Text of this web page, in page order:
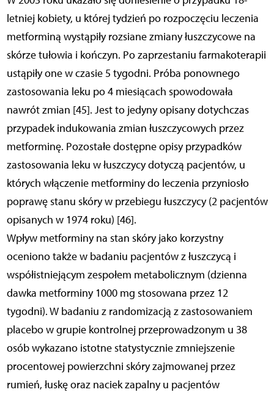
letniej kobiety, u której tydzień po rozpoczęciu leczenia
metforminą wystąpiły rozsiane zmiany łuszczycowe na
skórze tułowia i kończyn. Po zaprzestaniu farmakoterapii
ustąpiły one w czasie 5 tygodni. Próba ponownego
zastosowania leku po 4 miesiącach spowodowała
nawrót zmian [45]. Jest to jedyny opisany dotychczas
przypadek indukowania zmian łuszczycowych przez
metforminę. Pozostałe dostępne opisy przypadków
zastosowania leku w łuszczycy dotyczą pacjentów, u
których włączenie metforminy do leczenia przyniosło
poprawę stanu skóry w przebiegu łuszczycy (2 pacjentów
opisanych w 1974 roku) [46].
Wpływ metforminy na stan skóry jako korzystny
oceniono także w badaniu pacjentów z łuszczycą i
współistniejącym zespołem metabolicznym (dzienna
dawka metforminy 1000 mg stosowana przez 12
tygodni). W badaniu z randomizacją z zastosowaniem
placebo w grupie kontrolnej przeprowadzonym u 38
osób wykazano istotne statystycznie zmniejszenie
procentowej powierzchni skóry zajmowanej przez
rumień, łuskę oraz naciek zapalny u pacjentów